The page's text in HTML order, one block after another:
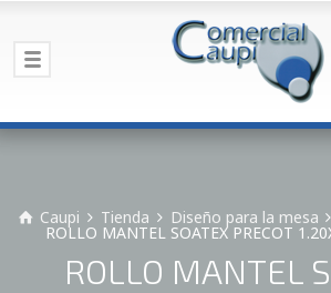
Caupi Tienda Diseño para la mesa
ROLLO MANTEL SOATEX PRECOT
ROLLO MANTEL